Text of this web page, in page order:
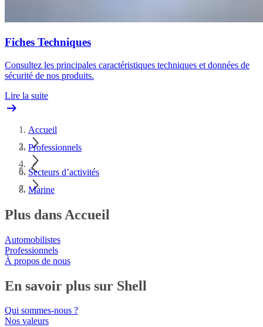
Fiches Techniques
Consultez les principales caractéristiques techniques et données de
sécurité de nos produits.
Lire la suite
Accueil
Professionnels
Secteurs d’activités
Marine
Plus dans Accueil
Automobilistes
Professionnels
À propos de nous
En savoir plus sur Shell
Qui sommes-nous ?
Nos valeurs